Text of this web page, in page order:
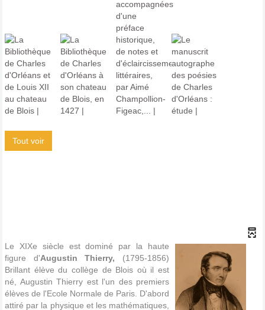
Tout voir
Le XIXe siècle est dominé par la haute
figure d'Augustin Thierry, (1795-1856)
Brillant élève du collège de Blois où il est
né, Augustin Thierry est l'un des premiers
élèves de l'Ecole Normale de Paris. D'abord
attiré par la physique et les mathématiques,